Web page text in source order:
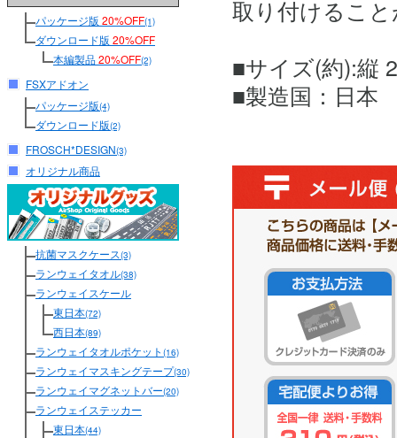
パッケージ版 20%OFF(1)
ダウンロード版 20%OFF
本編製品20%OFF(2)
FSXアドオン
パッケージ版(4)
ダウンロード版(2)
FROSCH*DESIGN(3)
オリジナル商品
抗菌マスクケース(3)
ランウェイタオル(38)
ランウェイスケール
東日本(72)
西日本(89)
ランウェイタオルポケット (16)
ランウェイマスキングテープ(30)
ランウェイマグネットバー(20)
ランウェイステッカー
東日本(44)
取り付けるこ
■サイズ(約):縦
■製造国：日本